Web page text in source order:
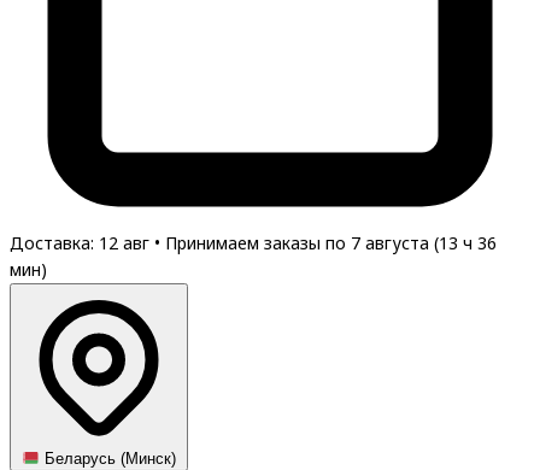
Доставка: 12 авг • Принимаем заказы по 7 августа (13 ч 36
мин)
Беларусь (Минск)